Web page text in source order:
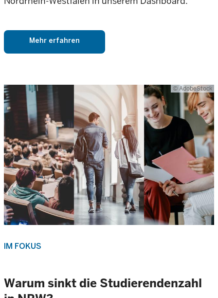
Mehr erfahren
© AdobeStock
IM FOKUS
Warum sinkt die Studierendenzahl